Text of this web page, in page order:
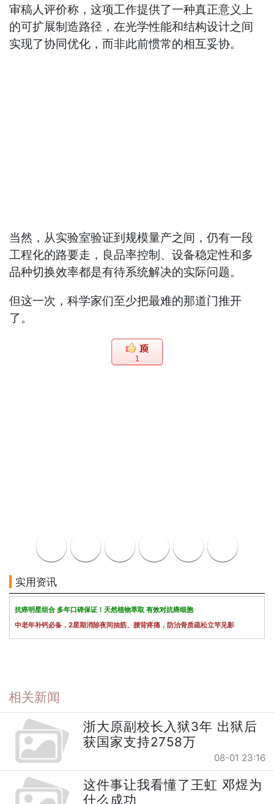
审稿人评价称，这项工作提供了一种真正意义上
的可扩展制造路径，在光学性能和结构设计之间
实现了协同优化，而非此前惯常的相互妥协。
当然，从实验室验证到规模量产之间，仍有一段
工程化的路要走，良品率控制、设备稳定性和多
品种切换效率都是有待系统解决的实际问题。
但这一次，科学家们至少把最难的那道门推开
了。
1
实用资讯
抗癌明星组合 多年口碑保证！天然植物萃取 有效对抗癌细胞
中老年补钙必备，2星期消除夜间抽筋、腰背疼痛，防治骨质疏松立竿见影
相关新闻
浙大原副校长入狱3年 出狱后
获国家支持2758万
08-01 23:16
这件事让我看懂了王虹 邓煜为
什么成功